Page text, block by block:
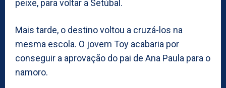
peixe, para voltar a Setúbal.
Mais tarde, o destino voltou a cruzá-los na
mesma escola. O jovem Toy acabaria por
conseguir a aprovação do pai de Ana Paula para o
namoro.